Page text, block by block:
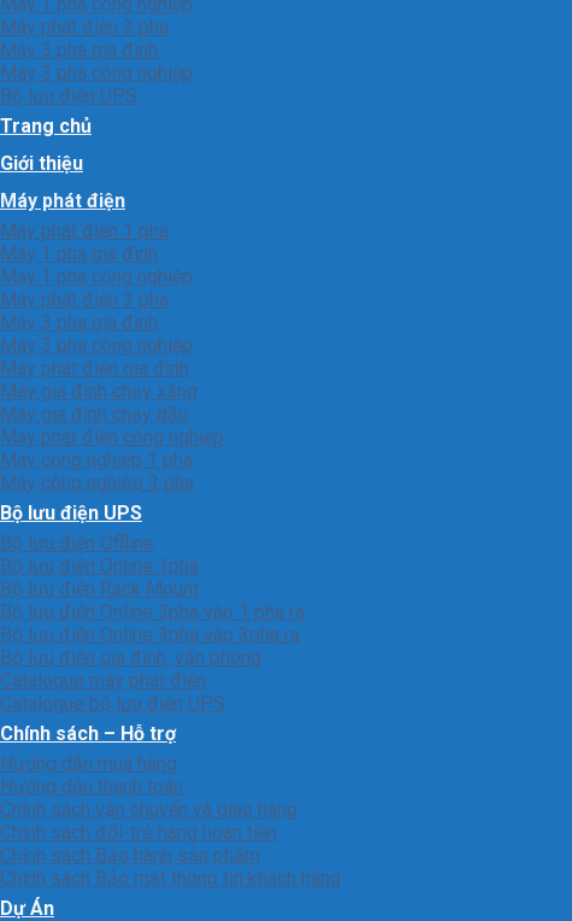
Máy phát điện 3 pha
Máy 3 pha gia đình
Máy 3 pha công nghiệp
Bộ lưu điện UPS
Trang chủ
Giới thiệu
Máy phát điện
Máy phát điện 1 pha
Máy 1 pha gia đình
Máy 1 pha công nghiệp
Máy phát điện 3 pha
Máy 3 pha gia đình
Máy 3 pha công nghiệp
Máy phát điện gia đình
Máy gia đình chạy xăng
Máy gia đình chạy dầu
Máy phát điện công nghiệp
Máy công nghiệp 1 pha
Máy công nghiêp 3 pha
Bộ lưu điện UPS
Bộ lưu điện Offline
Bộ lưu điện Online 1pha
Bộ lưu điện Rack Mount
Bộ lưu điện Online 3pha vào 1 pha ra
Bộ lưu điện Online 3pha vào 3pha ra
Bộ lưu điện gia đình, văn phòng
Catalogue máy phát điện
Catalogue bộ lưu điện UPS
Chính sách – Hỗ trợ
Hướng dẫn mua hàng
Hướng dẫn thanh toán
Chính sách vận chuyển và giao hàng
Chính sách đổi-trả hàng hoàn tiền
Chính sách Bảo hành sản phẩm
Chính sách Bảo mật thông tin khách hàng
Dự Án